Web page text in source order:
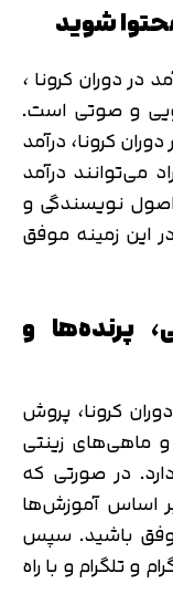
در دوران کرونا ،
و صوتی است.
کرونا، درآمد
می‌توانند درآمد
نویسندگی و
این زمینه موفق
پرنده‌ها و
کرونا، پروش
و ماهی‌های زینتی
در صورتی که
بر اساس آموزش‌ها
موفق باشید. سپس
و تلگرام و با راه